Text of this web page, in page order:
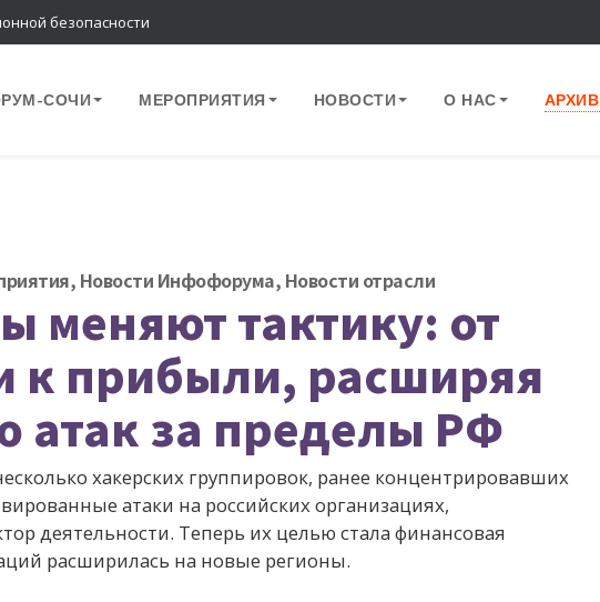
безопасности
СОЧИ МЕРОПРИЯТИЯ НОВОСТИ О НАС АРХИВ
, Новости Инфофорума, Новости отрасли
меняют тактику: от
к прибыли, расширяя
атак за пределы РФ
хакерских группировок, ранее концентрировавших
атаки на российских организациях,
деятельности. Теперь их целью стала финансовая
расширилась на новые регионы.